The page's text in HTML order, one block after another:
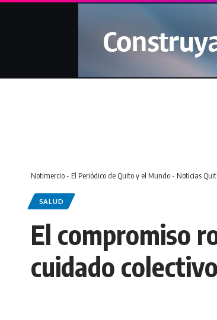
Notimercio - El Periódico de Quito y el Mundo - Noticias
SALUD
El compromiso
cuidado colectivo